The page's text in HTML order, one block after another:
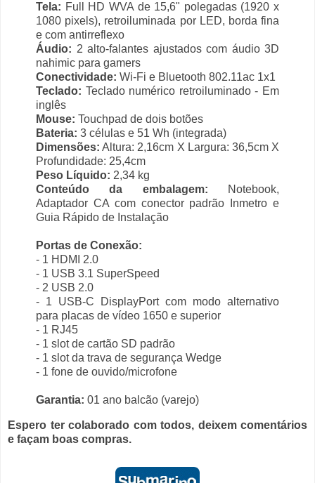
Tela: Full HD WVA de 15,6" polegadas (1920 x
1080 pixels), retroiluminada por LED, borda fina
e com antirreflexo
Áudio: 2 alto-falantes ajustados com áudio 3D
nahimic para gamers
Conectividade: Wi-Fi e Bluetooth 802.11ac 1x1
Teclado: Teclado numérico retroiluminado - Em
inglês
Mouse: Touchpad de dois botões
Bateria: 3 células e 51 Wh (integrada)
Dimensões: Altura: 2,16cm X Largura: 36,5cm X
Profundidade: 25,4cm
Peso Líquido: 2,34 kg
Conteúdo da embalagem: Notebook,
Adaptador CA com conector padrão Inmetro e
Guia Rápido de Instalação
Portas de Conexão:
- 1 HDMI 2.0
- 1 USB 3.1 SuperSpeed
- 2 USB 2.0
- 1 USB-C DisplayPort com modo alternativo
para placas de vídeo 1650 e superior
- 1 RJ45
- 1 slot de cartão SD padrão
- 1 slot da trava de segurança Wedge
- 1 fone de ouvido/microfone
Garantia: 01 ano balcão (varejo)
Espero ter colaborado com todos, deixem comentários
e façam boas compras.